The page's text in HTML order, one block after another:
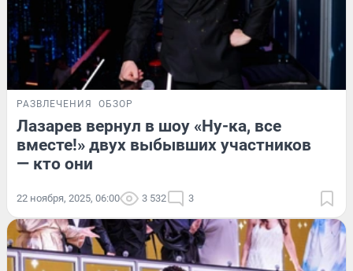
РАЗВЛЕЧЕНИЯ ОБЗОР
Лазарев вернул в шоу «Ну-ка, все
вместе!» двух выбывших участников
— кто они
22 ноября, 2025, 06:00 3 532 3